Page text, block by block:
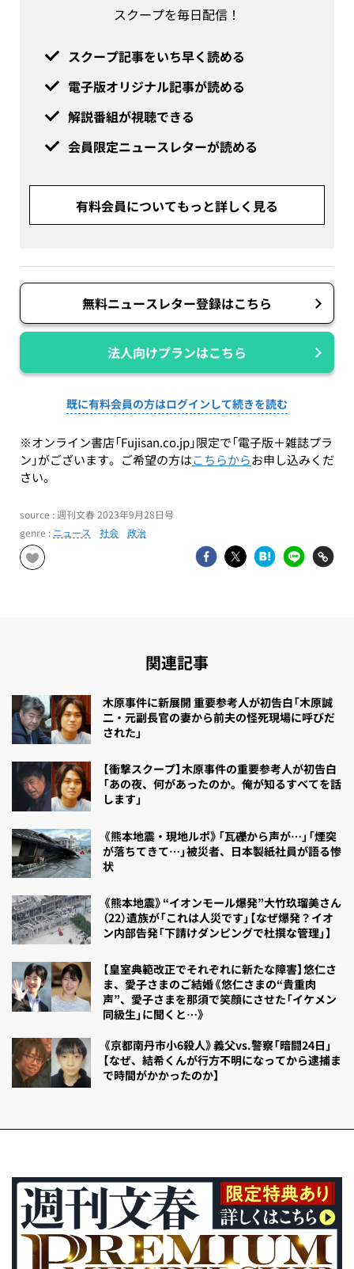
スクープを毎日配信！
スクープ記事をいち早く読める
電子版オリジナル記事が読める
解説番組が視聴できる
会員限定ニュースレターが読める
有料会員についてもっと詳しく見る
無料ニュースレター登録はこちら
法人向けプランはこちら
既に有料会員の方はログインして続きを読む
※オンライン書店「Fujisan.co.jp」限定で「電子版＋雑誌プラ
ン」がございます。ご希望の方はこちらからお申し込みくだ
さい。
source : 週刊文春 2023年9月28日号
genre : ニュース 社会 政治
関連記事
木原事件に新展開 重要参考人が初告白「木原誠
二・元副長官の妻から前夫の怪死現場に呼びだ
された」
【衝撃スクープ】木原事件の重要参考人が初告白
「あの夜、何があったのか。俺が知るすべてを話
します」
《熊本地震・現地ルポ》「瓦礫から声が…」「煙突
が落ちてきて…」被災者、日本製紙社員が語る惨
状
《熊本地震》“イオンモール爆発”大竹玖瑠美さん
（22）遺族が「これは人災です」【なぜ爆発？イオ
ン内部告発「下請けダンピングで杜撰な管理」】
【皇室典範改正でそれぞれに新たな障害】悠仁さ
ま、愛子さまのご結婚《悠仁さまの“貴重肉
声”、愛子さまを那須で笑顔にさせた「イケメン
同級生」に聞くと…》
《京都南丹市小6殺人》義父vs.警察「暗闘24日」
【なぜ、結希くんが行方不明になってから逮捕ま
で時間がかかったのか】